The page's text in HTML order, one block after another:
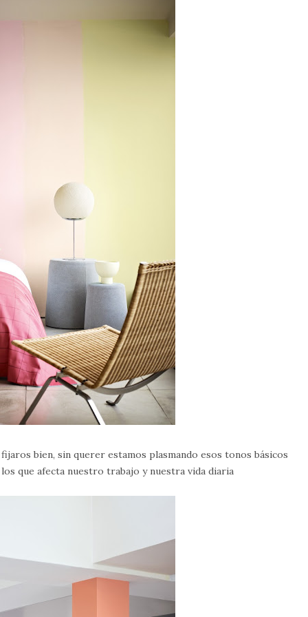
bien, sin querer estamos plasmando esos tonos básicos
que afecta nuestro trabajo y nuestra vida diaria